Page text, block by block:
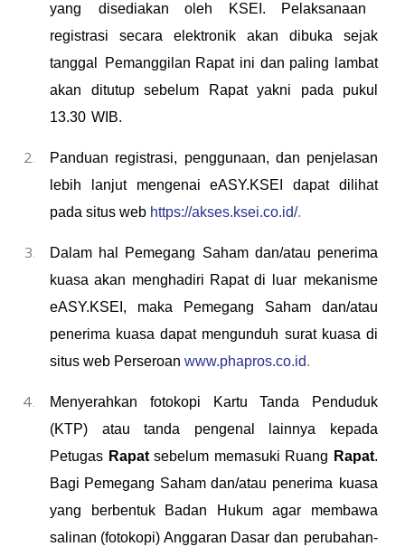
yang
disediakan oleh KSEI. Pelaksanaan
registrasi secara elektronik akan dibuka sejak
tanggal
Pemanggilan Rapat ini dan paling lambat
akan ditutup sebelum Rapat yakni pada pukul
13.30 WIB.
Panduan registrasi, penggunaan, dan penjelasan
lebih lanjut mengenai eASY.KSEI dapat dilihat
pada situs web https://akses.ksei.co.id/.
Dalam hal Pemegang Saham dan/atau penerima
kuasa akan menghadiri Rapat di luar mekanisme
eASY.KSEI, maka Pemegang Saham dan/atau
penerima kuasa dapat mengunduh surat kuasa di
situs web Perseroan www.phapros.co.id.
Menyerahkan fotokopi Kartu Tanda Penduduk
(KTP) atau tanda pengenal lainnya kepada
Petugas Rapatsebelum memasuki Ruang Rapat.
Bagi Pemegang Saham dan/atau penerima kuasa
yang berbentuk Badan Hukum agar membawa
salinan (fotokopi) Anggaran Dasar dan perubahan-